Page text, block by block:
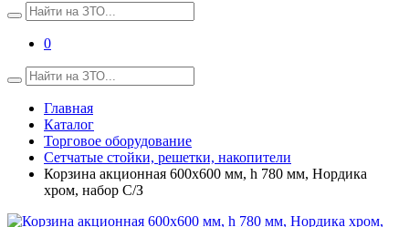
0
Главная
Каталог
Торговое оборудование
Сетчатые стойки, решетки, накопители
Корзина акционная 600х600 мм, h 780 мм, Нордика
хром, набор С/З